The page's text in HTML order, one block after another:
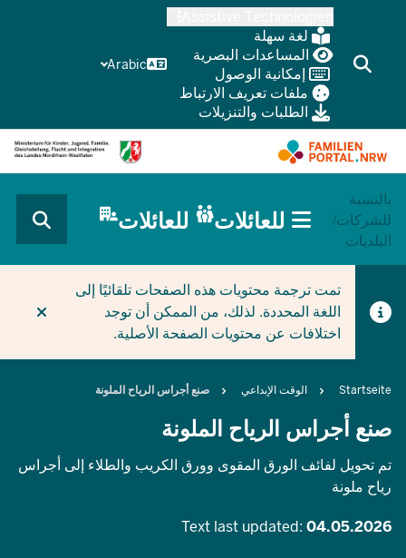
content
لغة سهلة
المساعدات البصرية
إمكانية الوصول
ملفات تعريف الارتباط
الطلبات والتنزيلات
Arabic
بالنسبة
للشركات/
البلديات
CURRENT SECTION للعائلات
HAUPTNAVIGATION
(BÜRGERBEREICH
للعائلات للعائلات
تمت ترجمة محتويات هذه الصفحات تلقائيًا إلى
اللغة المحددة. لذلك، من الممكن أن توجد
اختلافات عن محتويات الصفحة الأصلية.
Breadcrumb
Startseite الوقت الإبداعي صنع أجراس الرياح الملونة
صنع أجراس الرياح الملونة
تم تحويل لفائف الورق المقوى وورق الكريب والطلاء إلى أجراس
رياح ملونة
Text last updated: 04.05.2026